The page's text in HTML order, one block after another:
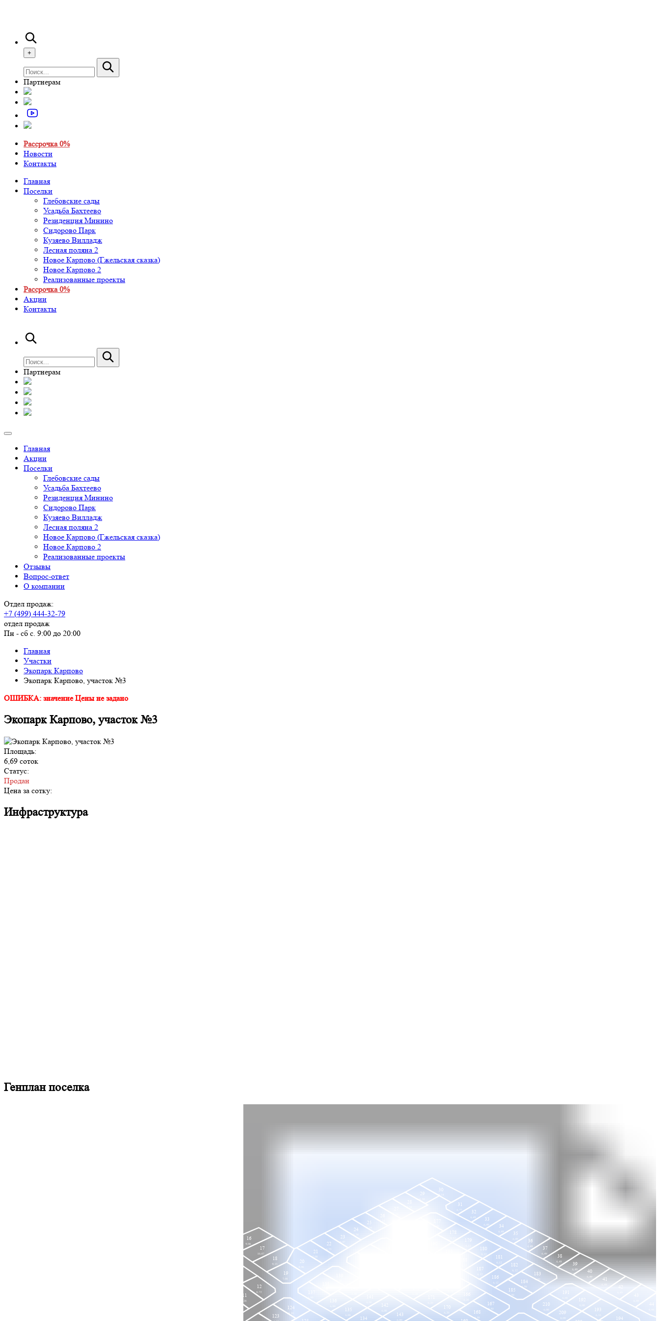
+
Партнерам
Рассрочка 0%
Новости
Контакты
Главная
Поселки
Глебовские сады
Усадьба Бахтеево
Резиденция Минино
Сидорово Парк
Кузяево Вилладж
Лесная поляна 2
Новое Карпово (Гжельская сказка)
Новое Карпово 2
Реализованные проекты
Рассрочка 0%
Акции
Контакты
Партнерам
Главная
Акции
Поселки
Глебовские сады
Усадьба Бахтеево
Резиденция Минино
Сидорово Парк
Кузяево Вилладж
Лесная поляна 2
Новое Карпово (Гжельская сказка)
Новое Карпово 2
Реализованные проекты
Отзывы
Вопрос-ответ
О компании
Отдел продаж:
+7 (499) 444-32-79
отдел продаж
Пн - сб с. 9:00 до 20:00
Главная
Участки
Экопарк Карпово
Экопарк Карпово, участок №3
ОШИБКА: значение Цены не задано
Экопарк Карпово, участок №3
Площадь:
6,69 соток
Статус:
Продан
Цена за сотку:
Инфраструктура
Генплан поселка
7,28
11
6,72
12
9,06
16
10,07
17
9,13
18
7,08
19
20
7,08
21 6,75
22 6,47
23 6,34
24 6,34
25
28
29 9,14
30
31
6,49
32
6,49
33
6,49
34
6,49
35
6,49
36
6,49
37
6,49
38
6,49
39
6,49
40
41
42
123 6,10
124
134
6,00
135
142
6,00
143
6,50
167
6,50
168
170
178
179
6,12
180
6,12
181
6,12
182
6,50
183
6,50
184
6,50
185
6,12
186
187
191
192
193
194
6,00
209
6,00
210